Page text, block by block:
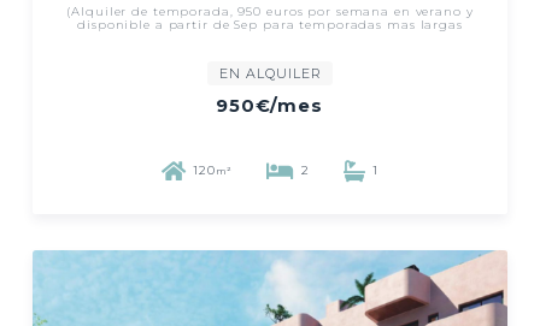
(Alquiler de temporada, 950 euros por semana en verano y
disponible a partir de Sep para temporadas mas largas
EN ALQUILER
950€/mes
120 m² 2 1